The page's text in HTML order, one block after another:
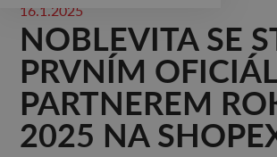
16.1.2025
NOBLEVITA SE
PRVNÍM
PARTNEREM
2025 NA